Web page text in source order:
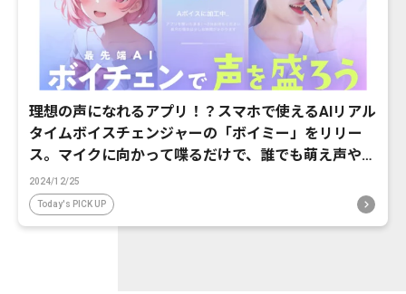
理想の声になれるアプリ！？スマホで使えるAIリアル
タイムボイスチェンジャーの「ボイミー」をリリー
ス。マイクに向かって喋るだけで、誰でも萌え声やイ
ケボ風に音声変換が可能に。
2024/12/25
Today's PICK UP